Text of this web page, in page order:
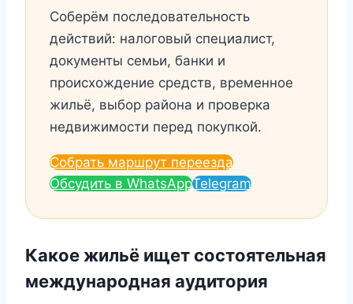
Соберём последовательность
действий: налоговый специалист,
документы семьи, банки и
происхождение средств, временное
жильё, выбор района и проверка
недвижимости перед покупкой.
Собрать маршрут переезда
Обсудить в WhatsAppTelegram
Какое жильё ищет состоятельная
международная аудитория